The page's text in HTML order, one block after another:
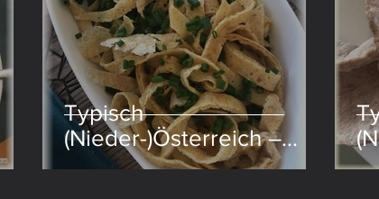
Typisch
(Nieder-)Österreich –
Frittatensuppe